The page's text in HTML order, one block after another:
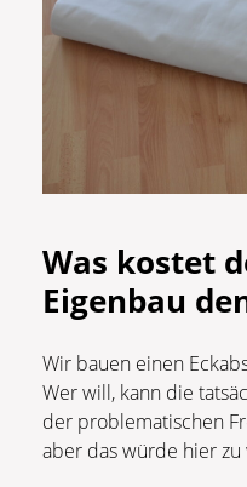
Was kostet
Eigenbau
Wir bauen einen
Wer will, kann die
der problematischen
aber das würde hier